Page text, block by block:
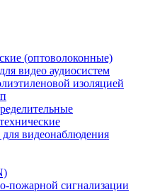
(оптоволоконные)
видео аудиосистем
изоляцией
видеонаблюдения
пожарной сигнализации